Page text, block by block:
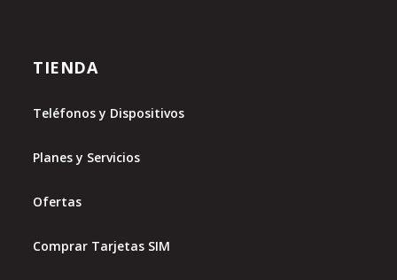
TIENDA
Teléfonos y Dispositivos
Planes y Servicios
Ofertas
Comprar Tarjetas SIM